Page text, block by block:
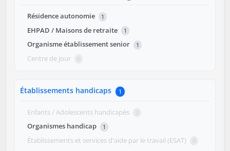
Résidence autonomie 1
EHPAD / Maisons de retraite 1
Organisme établissement senior 1
Centre de jour 0
Établissements handicaps 1
Enfants / Adolescents handicapés 0
Organismes handicap 1
Établissements et services d'aide par le travail (ESAT) 0